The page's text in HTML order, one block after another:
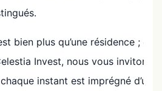
bien plus qu’une résidence ;
Invest, nous vous invitons
instant est imprégné